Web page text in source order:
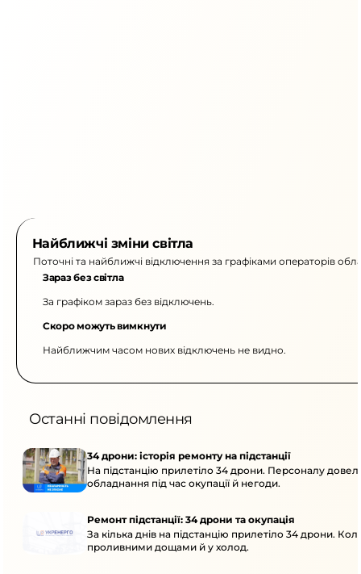
Найближчі зміни світла
Поточні та найближчі відключення за графіками операторів
Зараз без світла
За графіком зараз без відключень.
Скоро можуть вимкнути
Найближчим часом нових відключень не видно.
Останні повідомлення
34 дрони: історія ремонту на підстанції
На підстанцію прилетіло 34 дрони. Персоналу
обладнання під час окупації й негоди.
Ремонт підстанції: 34 дрони та окупація
За кілька днів на підстанцію прилетіло 34 дрони.
проливними дощами й у холод.